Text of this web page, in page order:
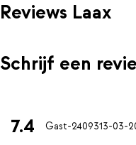
Reviews Laax
Schrijf een
7.4 Gast-2409313-03-